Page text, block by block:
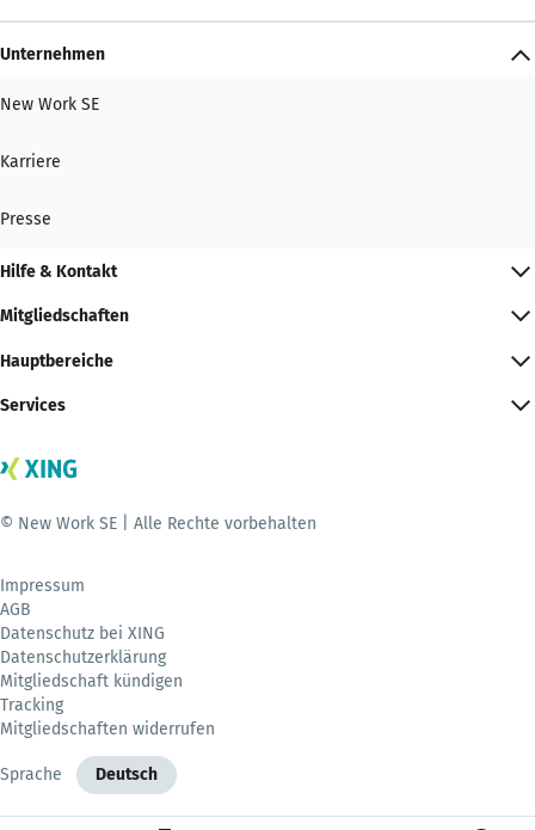
Unternehmen
New Work SE
Karriere
Presse
Hilfe & Kontakt
Mitgliedschaften
Hauptbereiche
Services
© New Work SE | Alle Rechte vorbehalten
Impressum
AGB
Datenschutz bei XING
Datenschutzerklärung
Mitgliedschaft kündigen
Tracking
Mitgliedschaften widerrufen
Sprache Deutsch